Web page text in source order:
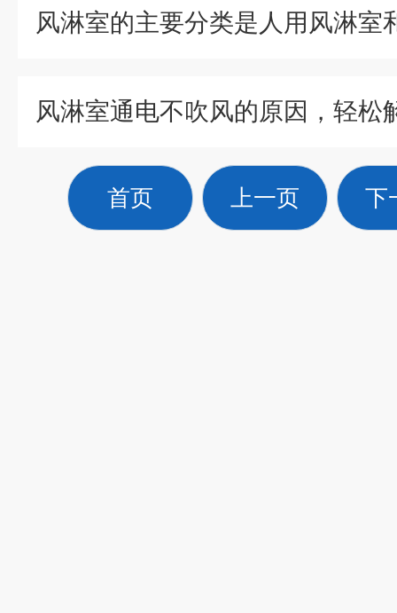
风淋室通电不吹风的原因，轻松
首页 上一页 下